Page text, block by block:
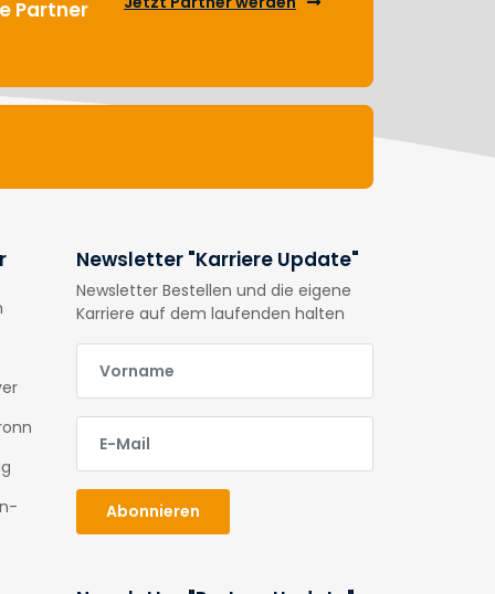
Partner
Newsletter "Karriere Update"
Newsletter Bestellen und die eigene
Karriere auf dem laufenden halten
Abonnieren